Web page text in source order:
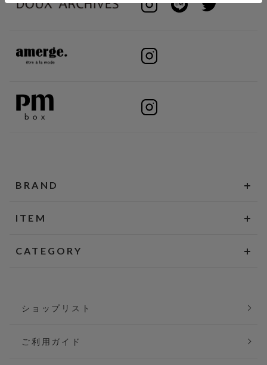
BRAND
ITEM
CATEGORY
ショップリスト
ご利用ガイド